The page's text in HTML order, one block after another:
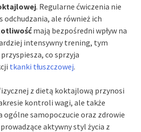
. Regularne ćwiczenia nie
odchudzania, ale również ich
mają bezpośredni wpływ na
intensywny trening, tym
przyspiesza, co sprzyja
tkanki tłuszczowej.
z dietą koktajlową przynosi
kontroli wagi, ale także
ogólne samopoczucie oraz zdrowie
aktywny styl życia z